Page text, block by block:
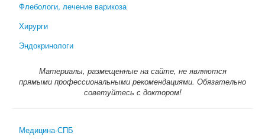
Флебологи, лечение варикоза
Хирурги
Эндокринологи
Материалы, размещенные на сайте, не являются
прямыми профессиональными рекомендациями. Обязательно
советуйтесь с доктором!
Медицина-СПБ